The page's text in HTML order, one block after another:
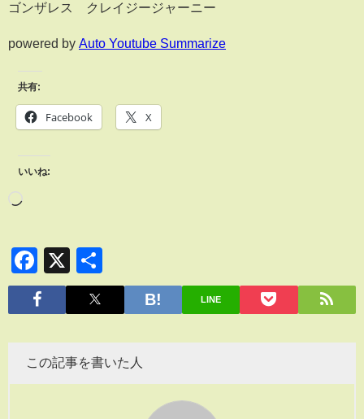
ゴンザレス クレイジージャーニー
powered by Auto Youtube Summarize
共有:
Facebook X
いいね:
Facebook
X
有
LINE
この記事を書いた人